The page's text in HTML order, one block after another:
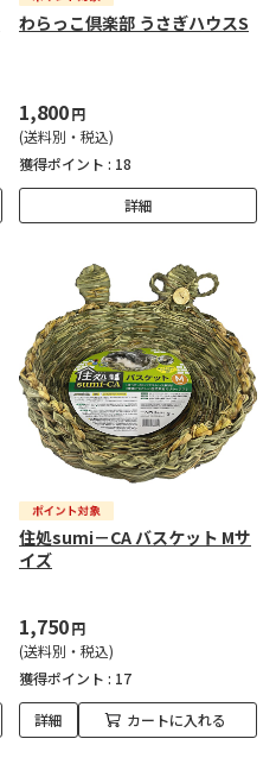
わらっこ倶楽部 うさぎハウスS
1,800円
(送料別・税込)
獲得ポイント : 18
詳細
住処sumi－CA バスケット Mサ
イズ
1,750円
(送料別・税込)
獲得ポイント : 17
詳細 カートに入れる